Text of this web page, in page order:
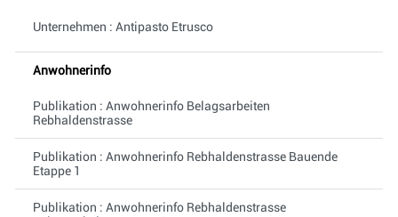
Unternehmen : Antipasto Etrusco
Anwohnerinfo
Publikation : Anwohnerinfo Belagsarbeiten
Rebhaldenstrasse
Publikation : Anwohnerinfo Rebhaldenstrasse Bauende
Etappe 1
Publikation : Anwohnerinfo Rebhaldenstrasse